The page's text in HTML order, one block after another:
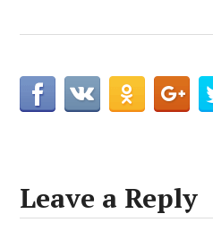
Leave a Reply